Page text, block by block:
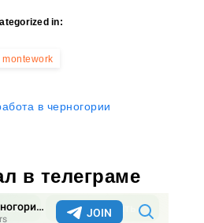
in:
montework
в черногории
в телеграме